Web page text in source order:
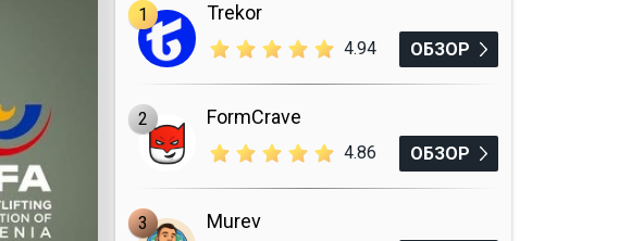
1 Trekor
4.94 ОБЗОР
2 FormCrave
4.86 ОБЗОР
3 Murev